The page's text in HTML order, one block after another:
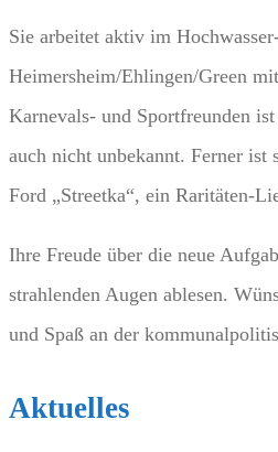
Sie arbeitet aktiv im
Heimersheim/Ehlingen/Green
Karnevals- und Sportfreunden
auch nicht unbekannt. Ferner ist
Ford „Streetka“, ein Raritäten-
Ihre Freude über die neue
strahlenden Augen ablesen.
und Spaß an der
Aktuelles